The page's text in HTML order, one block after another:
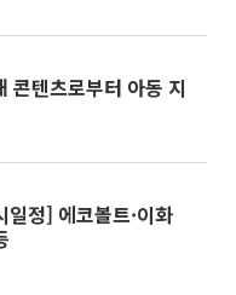
콘텐츠로부터 아동 지
일정] 에코볼트·이화